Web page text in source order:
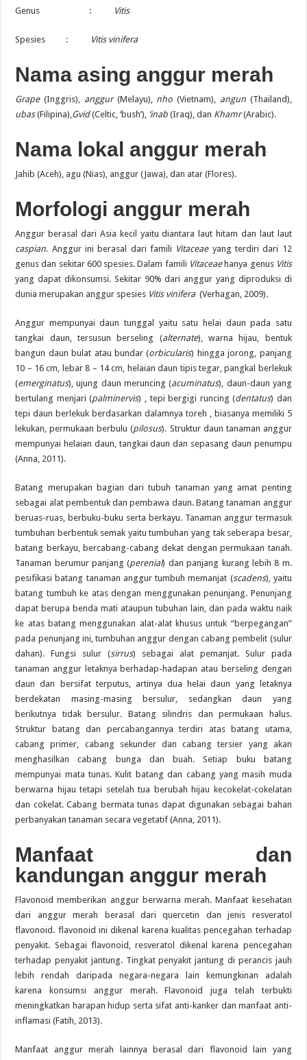
Genus : Vitis
Spesies : Vitis vinifera
Nama asing anggur merah
Grape(Inggris), anggur(Melayu), nho (Vietnam), angun(Thailand),
ubas(Filipina),Gvid(Celtic, ‘bush’), ‘inab (Iraq), dan Khamr(Arabic).
Nama lokal anggur merah
Jahib (Aceh), agu (Nias), anggur (Jawa), dan atar (Flores).
Morfologi anggur merah
Anggur berasal dari Asia kecil yaitu diantara laut hitam dan laut laut
caspian. Anggur ini berasal dari famili Vitaceaeyang terdiri dari 12
genus dan sekitar 600 spesies. Dalam famili Vitaceaehanya genus Vitis
yang dapat dikonsumsi. Sekitar 90% dari anggur yang diproduksi di
dunia merupakan anggur spesies Vitis vinifera (Verhagan, 2009).
Anggur mempunyai daun tunggal yaitu satu helai daun pada satu
tangkai daun, tersusun berseling (alternate), warna hijau, bentuk
bangun daun bulat atau bundar (orbicularis) hingga jorong, panjang
10 – 16 cm, lebar 8 – 14 cm, helaian daun tipis tegar, pangkal berlekuk
(emerginatus), ujung daun meruncing (acuminatus), daun-daun yang
bertulang menjari (palminervis) , tepi bergigi runcing (dentatus) dan
tepi daun berlekuk berdasarkan dalamnya toreh , biasanya memiliki 5
lekukan, permukaan berbulu (pilosus). Struktur daun tanaman anggur
mempunyai helaian daun, tangkai daun dan sepasang daun penumpu
(Anna, 2011).
Batang merupakan bagian dari tubuh tanaman yang amat penting
sebagai alat pembentuk dan pembawa daun. Batang tanaman anggur
beruas-ruas, berbuku-buku serta berkayu. Tanaman anggur termasuk
tumbuhan berbentuk semak yaitu tumbuhan yang tak seberapa besar,
batang berkayu, bercabang-cabang dekat dengan permukaan tanah.
Tanaman berumur panjang (perenial) dan panjang kurang lebih 8 m.
pesifikasi batang tanaman anggur tumbuh memanjat (scadens), yaitu
batang tumbuh ke atas dengan menggunakan penunjang. Penunjang
dapat berupa benda mati ataupun tubuhan lain, dan pada waktu naik
ke atas batang menggunakan alat-alat khusus untuk “berpegangan”
pada penunjang ini, tumbuhan anggur dengan cabang pembelit (sulur
dahan). Fungsi sulur (sirrus) sebagai alat pemanjat. Sulur pada
tanaman anggur letaknya berhadap-hadapan atau berseling dengan
daun dan bersifat terputus, artinya dua helai daun yang letaknya
berdekatan masing-masing bersulur, sedangkan daun yang
berikutnya tidak bersulur. Batang silindris dan permukaan halus.
Struktur batang dan percabangannya terdiri atas batang utama,
cabang primer, cabang sekunder dan cabang tersier yang akan
menghasilkan cabang bunga dan buah. Setiap buku batang
mempunyai mata tunas. Kulit batang dan cabang yang masih muda
berwarna hijau tetapi setelah tua berubah hijau kecokelat-cokelatan
dan cokelat. Cabang bermata tunas dapat digunakan sebagai bahan
perbanyakan tanaman secara vegetatif (Anna, 2011).
Manfaat dan
kandungan anggur merah
Flavonoid memberikan anggur berwarna merah. Manfaat kesehatan
dari anggur merah berasal dari quercetin dan jenis resveratol
flavonoid. flavonoid ini dikenal karena kualitas pencegahan terhadap
penyakit. Sebagai flavonoid, resveratol dikenal karena pencegahan
terhadap penyakit jantung. Tingkat penyakit jantung di perancis jauh
lebih rendah daripada negara-negara lain kemungkinan adalah
karena konsumsi anggur merah. Flavonoid juga telah terbukti
meningkatkan harapan hidup serta sifat anti-kanker dan manfaat anti-
inflamasi (Fatih, 2013).
Manfaat anggur merah lainnya berasal dari flavonoid lain yang